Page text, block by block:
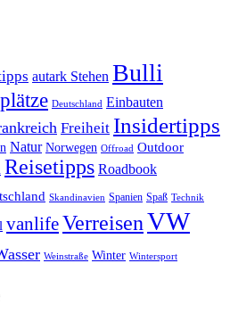
autark Stehen Bulli
Deutschland Einbauten
Freiheit Insidertipps
Natur Norwegen Offroad Outdoor
Reisetipps Roadbook
Skandinavien Spanien Spaß Technik
vanlifeVerreisenVW
Weinstraße Winter Wintersport